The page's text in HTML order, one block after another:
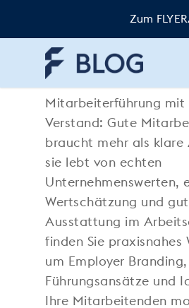
Zum
Mitarbeiterführung mit
Verstand: Gute
braucht mehr als klare
sie lebt von echten
Unternehmenswerten,
Wertschätzung und
Ausstattung im
finden Sie praxisnahes
um Employer
Führungsansätze und
Ihre Mitarbeitenden